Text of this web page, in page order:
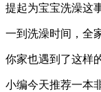
提起为宝宝洗澡这
一到洗澡时间，全
你家也遇到了这样
小编今天推荐一本